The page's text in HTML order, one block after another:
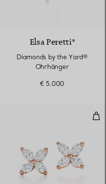
Elsa Peretti®
Diamonds by the Yard®
Ohrhänger
€ 5.000
Circle Ohrringe